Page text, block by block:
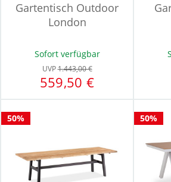
Gartentisch Outdoor
London
Sofort verfügbar
UVP1.443,00 €
559,50 €
50% 50%